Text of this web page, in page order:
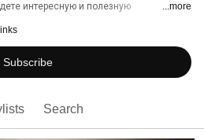
интересную и полезную
и фильммейкеров, обзор
и события нашей компании.
...more
Subscribe
Search